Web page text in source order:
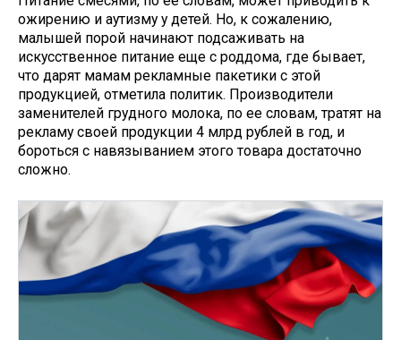
ожирению и аутизму у детей. Но, к сожалению,
малышей порой начинают подсаживать на
искусственное питание еще с роддома, где бывает,
что дарят мамам рекламные пакетики с этой
продукцией, отметила политик. Производители
заменителей грудного молока, по ее словам, тратят на
рекламу своей продукции 4 млрд рублей в год, и
бороться с навязыванием этого товара достаточно
сложно.